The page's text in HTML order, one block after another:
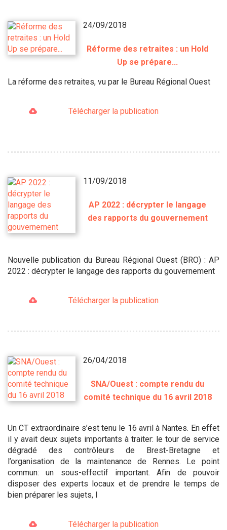
24/09/2018
Réforme des retraites : un Hold
Up se prépare...
La réforme des retraites, vu par le Bureau Régional Ouest
Télécharger la publication
11/09/2018
AP 2022 : décrypter le langage
des rapports du gouvernement
Nouvelle publication du Bureau Régional Ouest (BRO) : AP
2022 : décrypter le langage des rapports du gouvernement
Télécharger la publication
26/04/2018
SNA/Ouest : compte rendu du
comité technique du 16 avril 2018
Un CT extraordinaire s’est tenu le 16 avril à Nantes. En effet
il y avait deux sujets importants à traiter: le tour de service
dégradé des contrôleurs de Brest-Bretagne et
l’organisation de la maintenance de Rennes. Le point
commun: un sous-effectif important. Afin de pouvoir
disposer des experts locaux et de prendre le temps de
bien préparer les sujets, l
Télécharger la publication